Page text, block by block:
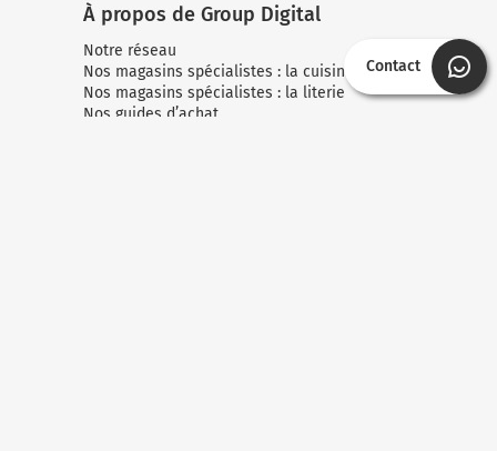
Contact
À propos de Group Digital
Notre réseau
Nos magasins spécialistes : la cuisine
Nos magasins spécialistes : la literie
Nos guides d’achat